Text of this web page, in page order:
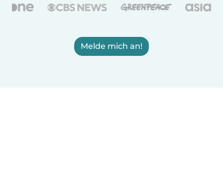
Melde mich an!